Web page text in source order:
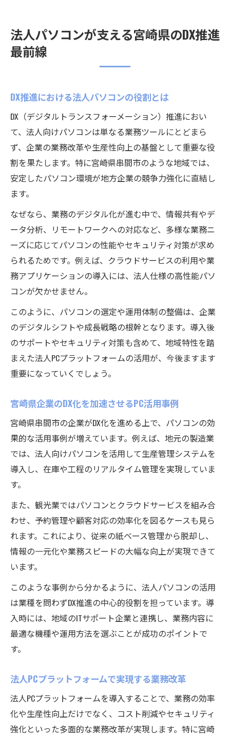
法人パソコンが支える宮崎県のDX推進
最前線
DX推進における法人パソコンの役割とは
DX（デジタルトランスフォーメーション）推進におい
て、法人向けパソコンは単なる業務ツールにとどまら
ず、企業の業務改革や生産性向上の基盤として重要な役
割を果たします。特に宮崎県串間市のような地域では、
安定したパソコン環境が地方企業の競争力強化に直結し
ます。
なぜなら、業務のデジタル化が進む中で、情報共有やデ
ータ分析、リモートワークへの対応など、多様な業務ニ
ーズに応じてパソコンの性能やセキュリティ対策が求め
られるためです。例えば、クラウドサービスの利用や業
務アプリケーションの導入には、法人仕様の高性能パソ
コンが欠かせません。
このように、パソコンの選定や運用体制の整備は、企業
のデジタルシフトや成長戦略の根幹となります。導入後
のサポートやセキュリティ対策も含めて、地域特性を踏
まえた法人PCプラットフォームの活用が、今後ますます
重要になっていくでしょう。
宮崎県企業のDX化を加速させるPC活用事例
宮崎県串間市の企業がDX化を進める上で、パソコンの効
果的な活用事例が増えています。例えば、地元の製造業
では、法人向けパソコンを活用して生産管理システムを
導入し、在庫や工程のリアルタイム管理を実現していま
す。
また、観光業ではパソコンとクラウドサービスを組み合
わせ、予約管理や顧客対応の効率化を図るケースも見ら
れます。これにより、従来の紙ベース管理から脱却し、
情報の一元化や業務スピードの大幅な向上が実現できて
います。
このような事例から分かるように、法人パソコンの活用
は業種を問わずDX推進の中心的役割を担っています。導
入時には、地域のITサポート企業と連携し、業務内容に
最適な機種や運用方法を選ぶことが成功のポイントで
す。
法人PCプラットフォームで実現する業務改革
法人PCプラットフォームを導入することで、業務の効率
化や生産性向上だけでなく、コスト削減やセキュリティ
強化といった多面的な業務改革が実現します。特に宮崎